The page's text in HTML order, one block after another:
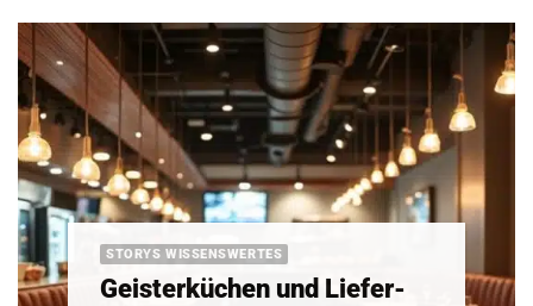
STORYS WISSENSWERTES
Geisterküchen und Liefer-